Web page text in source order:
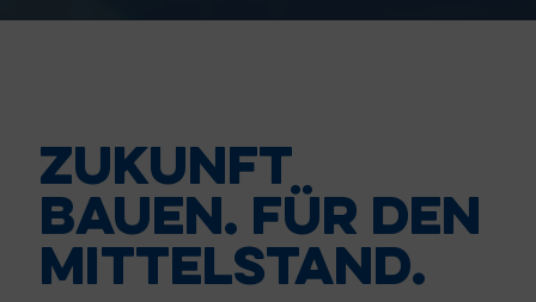
ZUKUNFT
BAUEN. FÜR DEN
MITTEL­STAND.